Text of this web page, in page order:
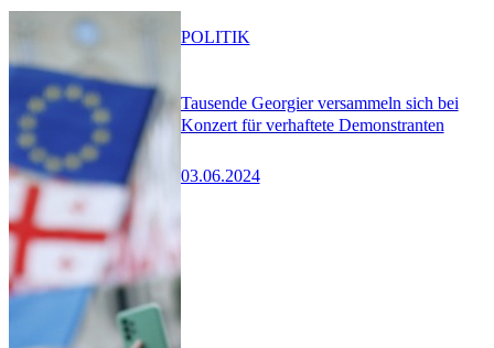
Tausende Georgier versammeln sich bei
Konzert für verhaftete Demonstranten
03.06.2024
POLITIK